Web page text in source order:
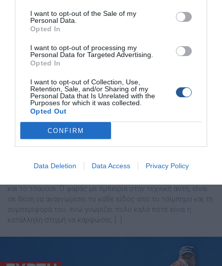
I want to opt-out of the Sale of my
Personal Data.
Opted In
I want to opt-out of processing my
Personal Data for Targeted Advertising.
Opted In
I want to opt-out of Collection, Use,
Retention, Sale, and/or Sharing of my
Personal Data that Is Unrelated with the
Purposes for which it was collected.
Opted Out
CONFIRM
Data Deletion Data Access Privacy Policy
Συρτή φύλακας στα βαθιά για μαγιάτικα
και τσαούσια
∆ύο από τα εκλεκτά θηράµατα που θα συναντήσουµε στα
και το τσαούσι. Ο ψαράς µε εµπειρία στην τεχνική αυτή, είναι
σε θέση να αναγνωρίσει το κάθε είδος από το τσίµπηµα και τη
συµπεριφορά του, ενώ γνωρίζει πολύ καλά πότε είναι η
κατάλληλη στιγµή να καρφώσει, […]